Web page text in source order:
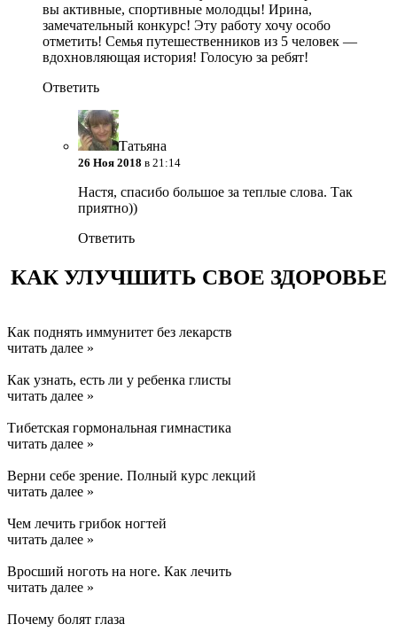
вы активные, спортивные молодцы! Ирина,
замечательный конкурс! Эту работу хочу особо
отметить! Семья путешественников из 5 человек —
вдохновляющая история! Голосую за ребят!
Ответить
Татьяна
26 Ноя 2018 в 21:14
Настя, спасибо большое за теплые слова. Так
приятно))
Ответить
КАК УЛУЧШИТЬ СВОЕ ЗДОРОВЬЕ
Как поднять иммунитет без лекарств
читать далее »
Как узнать, есть ли у ребенка глисты
читать далее »
Тибетская гормональная гимнастика
читать далее »
Верни себе зрение. Полный курс лекций
читать далее »
Чем лечить грибок ногтей
читать далее »
Вросший ноготь на ноге. Как лечить
читать далее »
Почему болят глаза